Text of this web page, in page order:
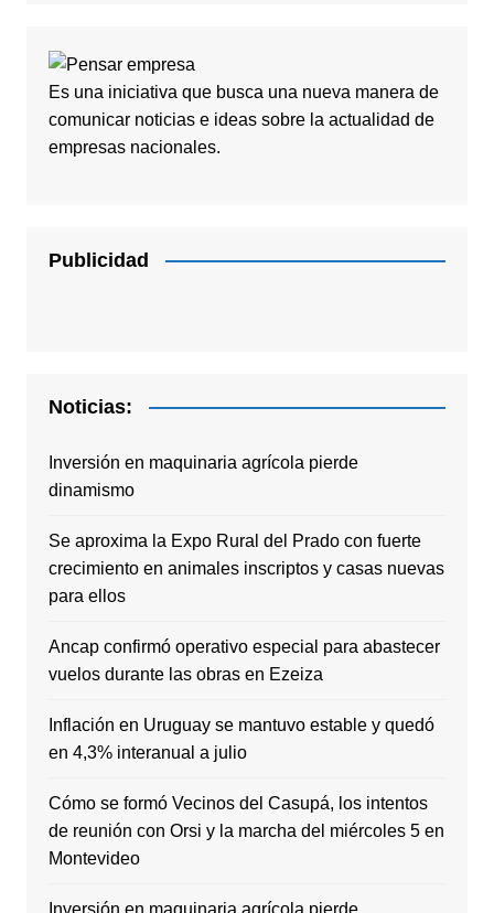
Es una iniciativa que busca una nueva manera de
comunicar noticias e ideas sobre la actualidad de
empresas nacionales.
Publicidad
Noticias:
Inversión en maquinaria agrícola pierde
dinamismo
Se aproxima la Expo Rural del Prado con fuerte
crecimiento en animales inscriptos y casas nuevas
para ellos
Ancap confirmó operativo especial para abastecer
vuelos durante las obras en Ezeiza
Inflación en Uruguay se mantuvo estable y quedó
en 4,3% interanual a julio
Cómo se formó Vecinos del Casupá, los intentos
de reunión con Orsi y la marcha del miércoles 5 en
Montevideo
Inversión en maquinaria agrícola pierde